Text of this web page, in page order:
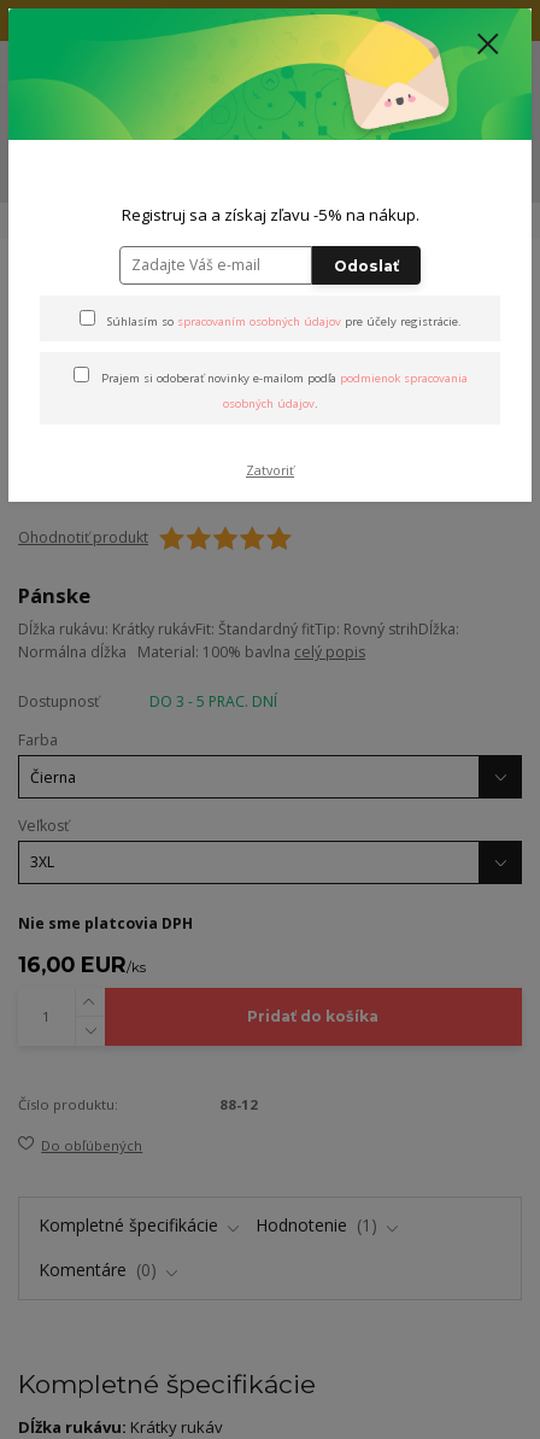
Doprava zadarmo nad 80€
0
0,00 EUR
Pánske tričká Tričko P. Stašák
Tričko P. Stašák
Ohodnotiť produkt
Pánske
Dĺžka rukávu: Krátky rukávFit: Štandardný fitTip: Rovný strihDĺžka:
Normálna dĺžka Material: 100% bavlna celý popis
Dostupnosť
DO 3 - 5 PRAC. DNÍ
Farba
Veľkosť
Nie sme platcovia DPH
16,00 EUR/ks
Pridať do košíka
Číslo produktu: 88-12
Do obľúbených
Kompletné špecifikácie Hodnotenie
1
Komentáre
0
Kompletné špecifikácie
Dĺžka rukávu: Krátky rukáv
Registruj sa a získaj zľavu -5% na nákup.
Odoslať
Súhlasím so spracovaním osobných údajovpre účely registrácie.
Prajem si odoberať novinky e-mailom podľa podmienok spracovania
osobných údajov.
Zatvoriť